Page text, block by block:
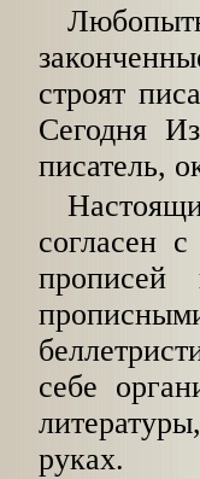
строят
Сегодня
писатель,
согласен
себе
руках.